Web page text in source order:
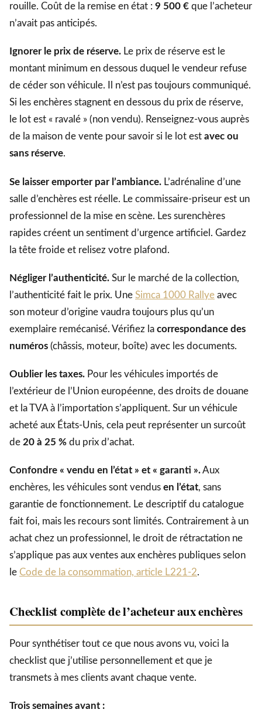
rouille. Coût de la remise en état : 9 500 € que l’acheteur
n’avait pas anticipés.
Ignorer le prix de réserve. Le prix de réserve est le
montant minimum en dessous duquel le vendeur refuse
de céder son véhicule. Il n’est pas toujours communiqué.
Si les enchères stagnent en dessous du prix de réserve,
le lot est « ravalé » (non vendu). Renseignez-vous auprès
de la maison de vente pour savoir si le lot est avec ou
sans réserve.
Se laisser emporter par l’ambiance. L’adrénaline d’une
salle d’enchères est réelle. Le commissaire-priseur est un
professionnel de la mise en scène. Les surenchères
rapides créent un sentiment d’urgence artificiel. Gardez
la tête froide et relisez votre plafond.
Négliger l’authenticité. Sur le marché de la collection,
l’authenticité fait le prix. Une Simca 1000 Rallye avec
son moteur d’origine vaudra toujours plus qu’un
exemplaire remécanisé. Vérifiez la correspondance des
numéros (châssis, moteur, boîte) avec les documents.
Oublier les taxes. Pour les véhicules importés de
l’extérieur de l’Union européenne, des droits de douane
et la TVA à l’importation s’appliquent. Sur un véhicule
acheté aux États-Unis, cela peut représenter un surcoût
de 20 à 25 % du prix d’achat.
Confondre « vendu en l’état » et « garanti ».Aux
enchères, les véhicules sont vendus en l’état, sans
garantie de fonctionnement. Le descriptif du catalogue
fait foi, mais les recours sont limités. Contrairement à un
achat chez un professionnel, le droit de rétractation ne
s’applique pas aux ventes aux enchères publiques selon
le Code de la consommation, article L221-2.
Checklist complète de l’acheteur aux enchères
Pour synthétiser tout ce que nous avons vu, voici la
checklist que j’utilise personnellement et que je
transmets à mes clients avant chaque vente.
Trois semaines avant :